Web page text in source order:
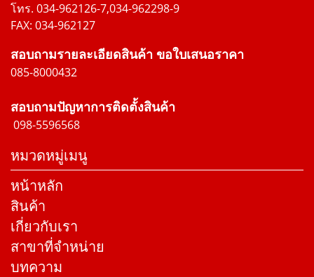
โทร. 034-962126-7,034-962298-9
FAX: 034-962127
สอบถามรายละเอียดสินค้า ขอใบเสนอราคา
085-8000432
สอบถามปัญหาการติดตั้งสินค้า
098-5596568
หมวดหมู่เมนู
หน้าหลัก
สินค้า
เกี่ยวกับเรา
สาขาที่จำหน่าย
บทความ